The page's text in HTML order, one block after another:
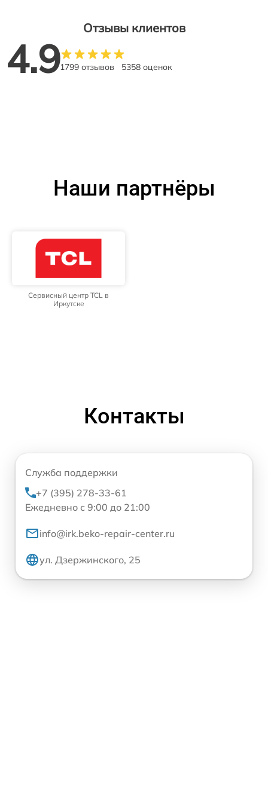
Отзывы клиентов
4.91799 отзывов 5358 оценок
Наши партнёры
Сервисный центр TCL в
Иркутске
Контакты
Служба поддержки
+7 (395) 278-33-61
Ежедневно с 9:00 до 21:00
info@irk.beko-repair-center.ru
ул. Дзержинского, 25